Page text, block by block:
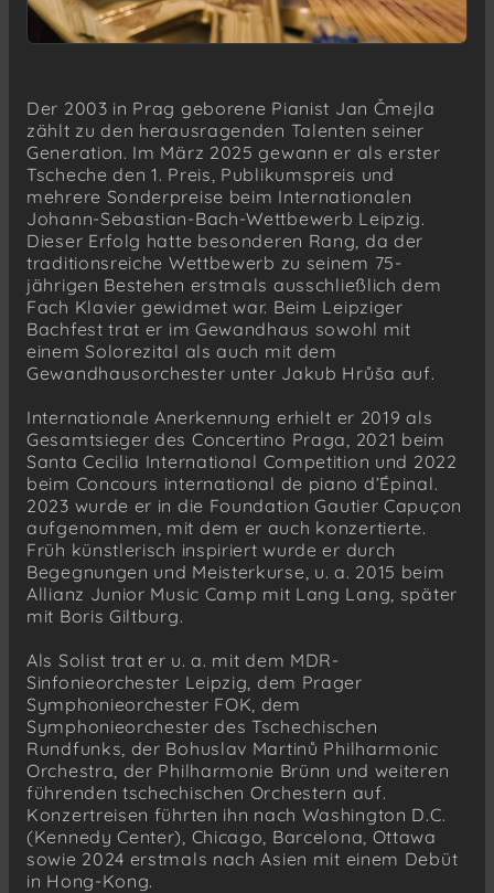
Der 2003 in Prag geborene Pianist Jan Čmejla
zählt zu den herausragenden Talenten seiner
Generation. Im März 2025 gewann er als erster
Tscheche den 1. Preis, Publikumspreis und
mehrere Sonderpreise beim Internationalen
Johann-Sebastian-Bach-Wettbewerb Leipzig.
Dieser Erfolg hatte besonderen Rang, da der
traditionsreiche Wettbewerb zu seinem 75-
jährigen Bestehen erstmals ausschließlich dem
Fach Klavier gewidmet war. Beim Leipziger
Bachfest trat er im Gewandhaus sowohl mit
einem Solorezital als auch mit dem
Gewandhausorchester unter Jakub Hrůša auf.
Internationale Anerkennung erhielt er 2019 als
Gesamtsieger des Concertino Praga, 2021 beim
Santa Cecilia International Competition und 2022
beim Concours international de piano d’Épinal.
2023 wurde er in die Foundation Gautier Capuçon
aufgenommen, mit dem er auch konzertierte.
Früh künstlerisch inspiriert wurde er durch
Begegnungen und Meisterkurse, u. a. 2015 beim
Allianz Junior Music Camp mit Lang Lang, später
mit Boris Giltburg.
Als Solist trat er u. a. mit dem MDR-
Sinfonieorchester Leipzig, dem Prager
Symphonieorchester FOK, dem
Symphonieorchester des Tschechischen
Rundfunks, der Bohuslav Martinů Philharmonic
Orchestra, der Philharmonie Brünn und weiteren
führenden tschechischen Orchestern auf.
Konzertreisen führten ihn nach Washington D.C.
(Kennedy Center), Chicago, Barcelona, Ottawa
sowie 2024 erstmals nach Asien mit einem Debüt
in Hong-Kong.